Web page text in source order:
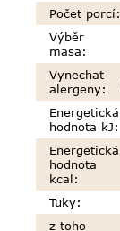
Počet porcí:
Výběr
masa:
Vynechat
alergeny:
Energetická
hodnota kJ:
Energetická
hodnota
kcal:
Tuky:
z toho